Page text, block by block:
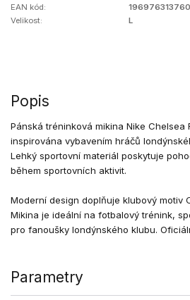
EAN kód:
196976313760
Velikost:
L
Popis
Pánská tréninková mikina Nike Chelsea
inspirována vybavením hráčů
Lehký sportovní materiál poskytuje
během sportovních aktivit.
Moderní design doplňuje klubový motiv
Mikina je ideální na fotbalový trénink,
pro fanoušky londýnského klubu.
Parametry